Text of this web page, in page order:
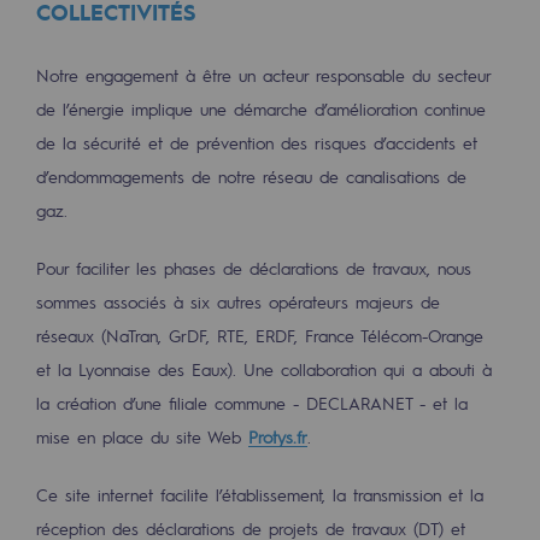
Territorial
Engagements auprès des territoires
Social
Social
Inclusion
Mixité et égalité Femme-Homme
QVCT
Sécurité
PARI 2035, le programme de sécurité
COLLECTIVITÉS
Notre engagement à être un acteur responsable du secteur
de l’énergie implique une démarche d’amélioration continue
de la sécurité et de prévention des risques d’accidents et
d’endommagements de notre réseau de canalisations de
gaz.
Pour faciliter les phases de déclarations de travaux, nous
sommes associés à six autres opérateurs majeurs de
réseaux (NaTran, GrDF, RTE, ERDF, France Télécom-Orange
et la Lyonnaise des Eaux). Une collaboration qui a abouti à
la création d’une filiale commune - DECLARANET - et la
mise en place du site Web Protys.fr
Ce site internet facilite l’établissement, la transmission et la
réception des déclarations de projets de travaux (DT) et